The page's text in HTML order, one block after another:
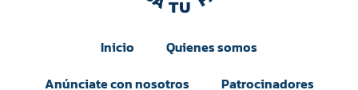
Inicio
Quienes somos
Anúnciate con nosotros
Patrocinadores